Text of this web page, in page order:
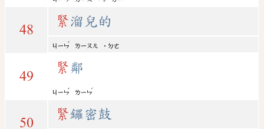
48
緊溜兒的
ㄐㄧㄣ
ˇ
ㄌㄧㄡㄦ ˙ㄉㄜ
49
緊 鄰
ㄐㄧㄣ
ˇ
ㄌㄧㄣ
ˊ
50
緊鑼密鼓